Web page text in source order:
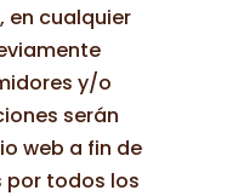
en cualquier
y/o
serán
web a fin de
por todos los